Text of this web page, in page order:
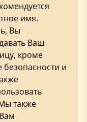
имя.
Вы
Ваш
кроме
и
также